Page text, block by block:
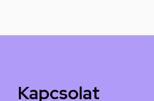
Kapcsolat